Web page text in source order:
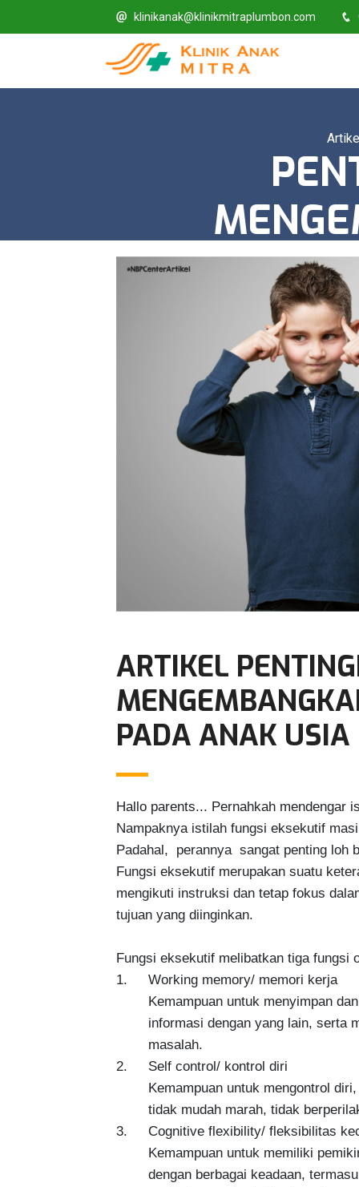
klinikanak@klinikmitraplumbon.com
ARTIKEL
PADA ANAK USIA
Hallo parents... Pernahkah mendengar
Nampaknya istilah fungsi eksekutif
Padahal,  perannya  sangat penting loh
Fungsi eksekutif merupakan suatu
mengikuti instruksi dan tetap fokus
tujuan yang diinginkan.
Fungsi eksekutif melibatkan tiga fungsi
1.	Working memory/ memori kerja
Kemampuan untuk menyimpan
informasi dengan yang lain,
        masalah.
2.	Self control/ kontrol diri
Kemampuan untuk mengontrol
tidak mudah marah, tidak
3.	Cognitive flexibility/ fleksibilitas kecerdasan
Kemampuan untuk memiliki
dengan berbagai keadaan,